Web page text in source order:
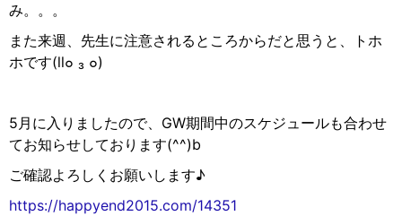
み。。。
また来週、先生に注意されるところからだと思うと、トホ
ホです(ll๐ ₃ ๐)
5月に入りましたので、 GW期間中のスケジュールも合わせ
てお知らせしております(^^)b
ご確認よろしくお願いします♪
https://happyend2015.com/14351